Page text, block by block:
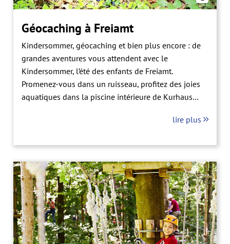
Géocaching à Freiamt
Kindersommer, géocaching et bien plus encore : de
grandes aventures vous attendent avec le
Kindersommer, l’été des enfants de Freiamt.
Promenez-vous dans un ruisseau, profitez des joies
aquatiques dans la piscine intérieure de Kurhaus
lire plus